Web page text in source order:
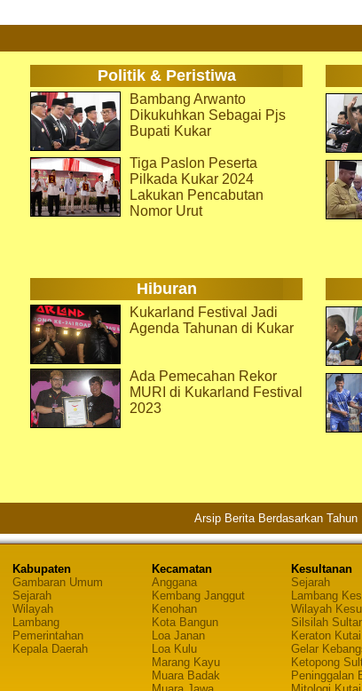
Politik & Peristiwa
Bambang Arwanto
Dikukuhkan Sebagai Pjs
Bupati Kukar
Tiga Paslon Peserta
Pilkada Kukar 2024
Lakukan Pencabutan
Nomor Urut
Hiburan
Kukarland Festival Jadi
Agenda Tahunan di Kukar
Ada Pemecahan Rekor
MURI di Kukarland Festival
2023
Arsip Berita Berdasarkan Tahun
Kabupaten
Gambaran Umum
Sejarah
Wilayah
Lambang
Pemerintahan
Kepala Daerah
Kecamatan
Anggana
Kembang Janggut
Kenohan
Kota Bangun
Loa Janan
Loa Kulu
Marang Kayu
Muara Badak
Kesultanan
Sejarah
Lambang
Wilayah
Silsilah
Keraton Kutai
Gelar
Ketopong
Peninggalan